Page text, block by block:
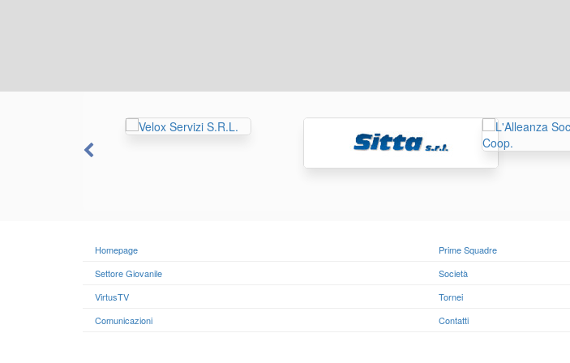
Homepage
Prime Squadre
Settore Giovanile
Società
VirtusTV
Tornei
Comunicazioni
Contatti